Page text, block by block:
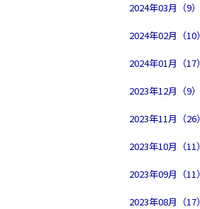
2024年03月（9）
2024年02月（10）
2024年01月（17）
2023年12月（9）
2023年11月（26）
2023年10月（11）
2023年09月（11）
2023年08月（17）